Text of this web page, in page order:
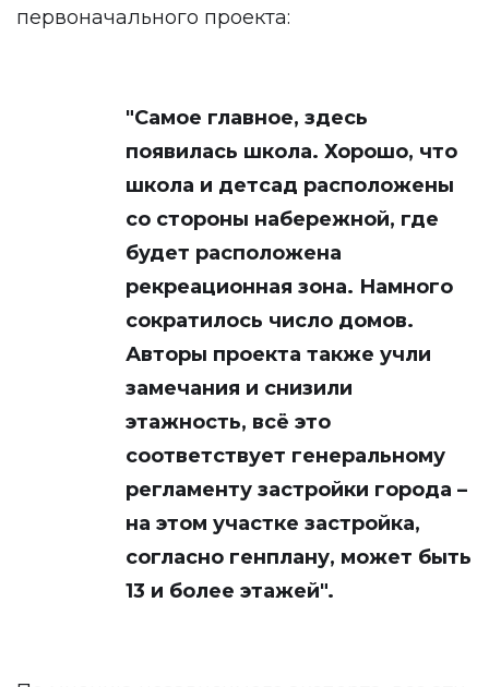
первоначального проекта:
"Самое главное, здесь
появилась школа. Хорошо, что
школа и детсад расположены
со стороны набережной, где
будет расположена
рекреационная зона. Намного
сократилось число домов.
Авторы проекта также учли
замечания и снизили
этажность, всё это
соответствует генеральному
регламенту застройки города –
на этом участке застройка,
согласно генплану, может быть
13 и более этажей".